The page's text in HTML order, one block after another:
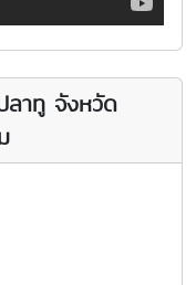
ลาทู จังหวัด